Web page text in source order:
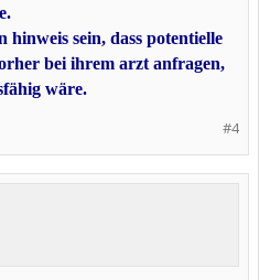
hinweis sein, dass potentielle
bei ihrem arzt anfragen,
wäre.
#4